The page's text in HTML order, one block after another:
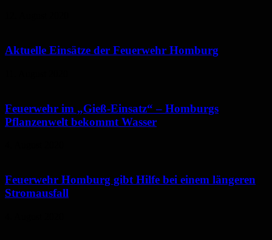
Aktuelle Einsätze der Feuerwehr Homburg
Feuerwehr im „Gieß-Einsatz“ – Homburgs
Pflanzenwelt bekommt Wasser
Feuerwehr Homburg gibt Hilfe bei einem längeren
Stromausfall